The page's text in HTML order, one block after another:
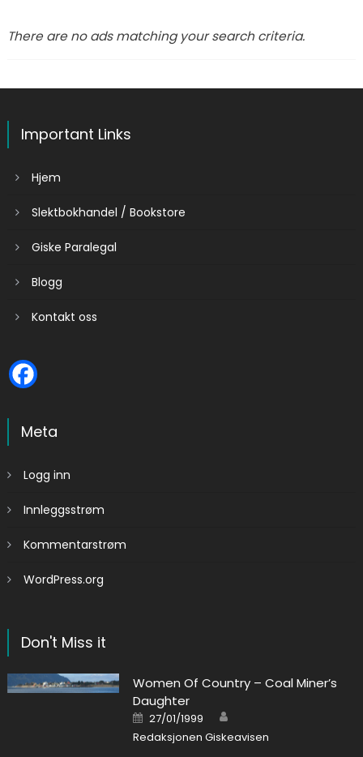
There are no ads matching your search criteria.
Important Links
Hjem
Slektbokhandel / Bookstore
Giske Paralegal
Blogg
Kontakt oss
Meta
Logg inn
Innleggsstrøm
Kommentarstrøm
WordPress.org
Don't Miss it
Women Of Country – Coal Miner’s
Daughter
Posted on
27/01/1999
Redaksjonen Giskeavisen